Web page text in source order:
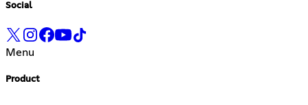
Social
Menu
Product